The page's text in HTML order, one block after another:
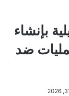
بإنشاء
ضد